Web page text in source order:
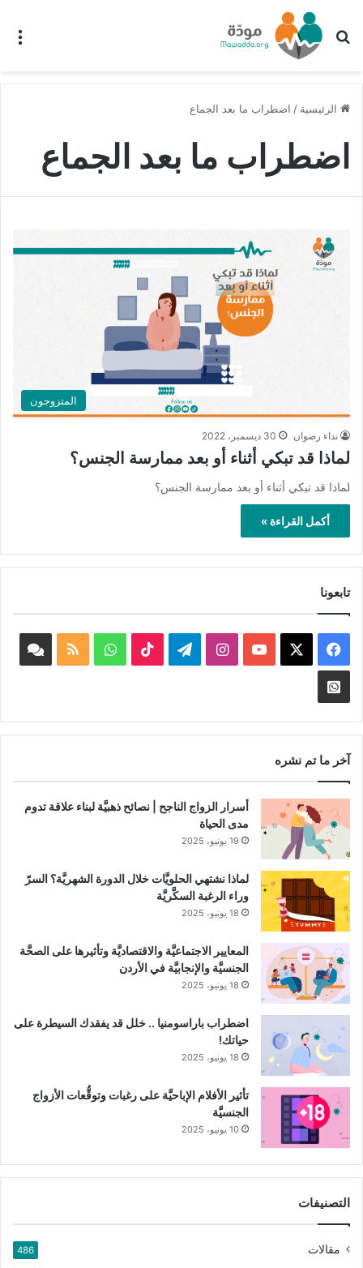
بحث عن
الرئيسية / اضطراب ما بعد الجماع
اضطراب ما بعد الجماع
المتزوجون
نداء رضوان 30 ديسمبر، 2022
لماذا قد تبكي أثناء أو بعد ممارسة الجنس؟
لماذا قد تبكي أثناء أو بعد ممارسة الجنس؟
أكمل القراءة »
تابعونا
فيسبوك ‫YouTubeانستقرامتيلقرام ‫TikTokواتسابملخص
Whatsapp
Channel
آخر ما تم نشره
أسرار الزواج الناجح | نصائح ذهبيَّة لبناء علاقة تدوم
مدى الحياة
19 يونيو، 2025
لماذا نشتهي الحلويَّات خلال الدورة الشهريَّة؟ السرّ
وراء الرغبة السكَّريَّة
18 يونيو، 2025
المعايير الاجتماعيَّة والاقتصاديَّة وتأثيرها على الصحَّة
الجنسيَّة والإنجابيَّة في الأردن
18 يونيو، 2025
اضطراب باراسومنيا .. خلل قد يفقدك السيطرة على
حياتك!
18 يونيو، 2025
تأثير الأفلام الإباحيَّة على رغبات وتوقُّعات الأزواج
الجنسيَّة
10 يونيو، 2025
التصنيفات
مقالات 486